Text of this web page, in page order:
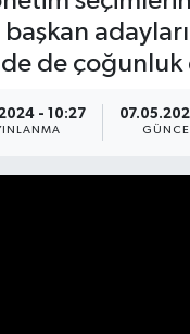
başkan
de
- 10:27